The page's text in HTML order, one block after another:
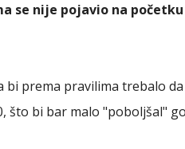
se nije pojavio na
bi prema pravilima trebalo
što bi bar malo "poboljšal"